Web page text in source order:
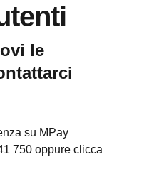
le
su MPay
750 oppure clicca